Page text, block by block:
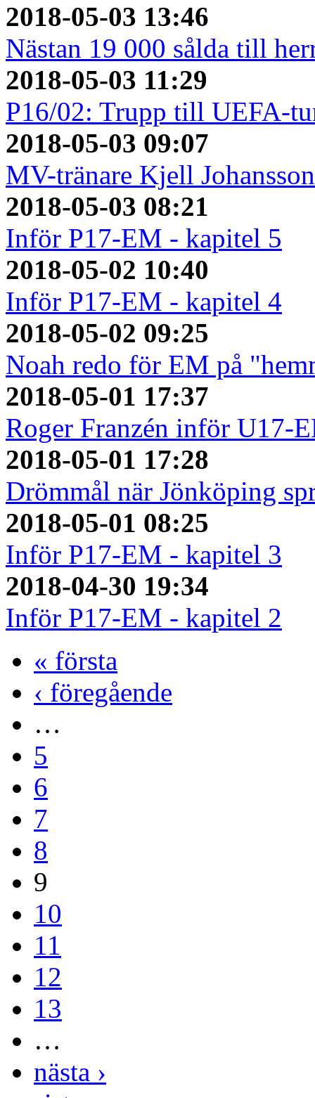
2018-05-03 13:46
Nästan 19 000 sålda till
2018-05-03 11:29
P16/02: Trupp till UEFA-
2018-05-03 09:07
MV-tränare Kjell
2018-05-03 08:21
Inför P17-EM - kapitel 5
2018-05-02 10:40
Inför P17-EM - kapitel 4
2018-05-02 09:25
Noah redo för EM på
2018-05-01 17:37
Roger Franzén inför U17-
2018-05-01 17:28
Drömmål när Jönköping
2018-05-01 08:25
Inför P17-EM - kapitel 3
2018-04-30 19:34
Inför P17-EM - kapitel 2
« första
‹ föregående
…
5
6
7
8
9
10
11
12
13
…
nästa ›